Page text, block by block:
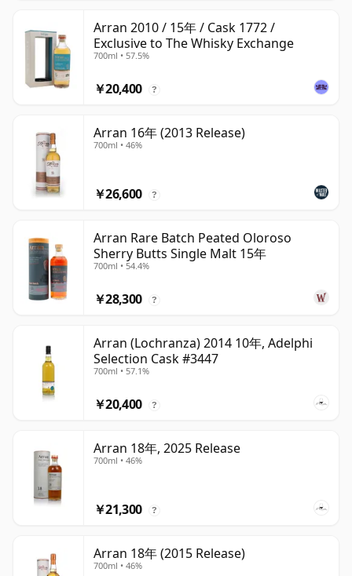
Arran 2010 / 15年 / Cask 1772 /
Exclusive to The Whisky Exchange
700ml • 57.5%
￥20,400 ?
Arran 16年 (2013 Release)
700ml • 46%
￥26,600 ?
Arran Rare Batch Peated Oloroso
Sherry Butts Single Malt 15年
700ml • 54.4%
￥28,300 ?
Arran (Lochranza) 2014 10年, Adelphi
Selection Cask #3447
700ml • 57.1%
￥20,400 ?
Arran 18年, 2025 Release
700ml • 46%
￥21,300 ?
Arran 18年 (2015 Release)
700ml • 46%